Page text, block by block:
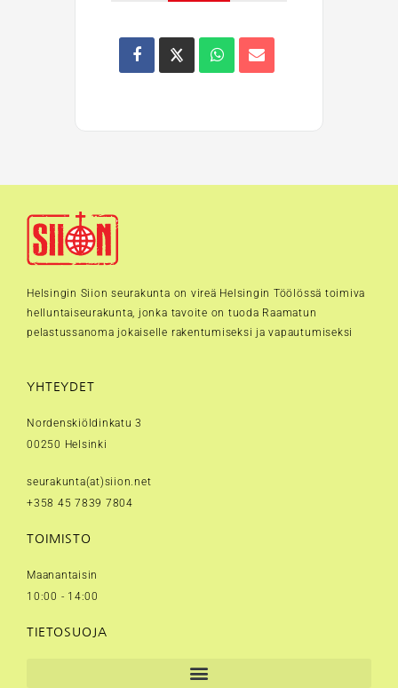
Helsingin Siion seurakunta on vireä Helsingin Töölössä toimiva
helluntaiseurakunta, jonka tavoite on tuoda Raamatun
pelastussanoma jokaiselle rakentumiseksi ja vapautumiseksi
YHTEYDET
Nordenskiöldinkatu 3
00250 Helsinki
seurakunta(at)siion.net
+358 45 7839 7804
TOIMISTO
Maanantaisin
10:00 - 14:00
TIETOSUOJA